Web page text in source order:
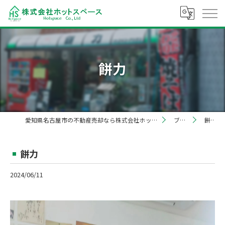
餅力
愛知県名古屋市の不動産売却なら株式会社ホットスペース ブログ 餅力
餅力
2024/06/11